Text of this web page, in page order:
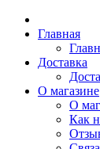
Главная
Доставка
О магазине
О
Как